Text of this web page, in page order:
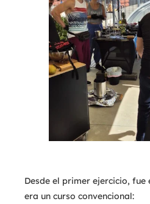
Desde el primer ejercicio, fue
era un curso convencional: